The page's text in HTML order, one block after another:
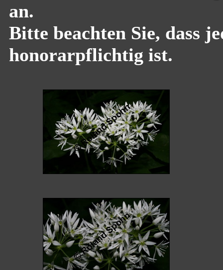
an.
Bitte beachten Sie, dass
honorarpflichtig ist.